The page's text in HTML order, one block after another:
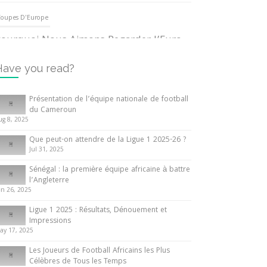
D'Europe
Nous Aimons Regarder l’Euro
June 2024
Internationales
ce que vous devez savoir sur la
d’Afrique des Nations
10 May 2024
Internationales
de l’équipe nationale de
football du Cameroun
2025
you read?
Présentation de l’équipe nationale de football
du Cameroun
8, 2025
Que peut-on attendre de la Ligue 1 2025-26 ?
Jul 31, 2025
Sénégal : la première équipe africaine à battre
l’Angleterre
26, 2025
Ligue 1 2025 : Résultats, Dénouement et
Impressions
17, 2025
Les Joueurs de Football Africains les Plus
Célèbres de Tous les Temps